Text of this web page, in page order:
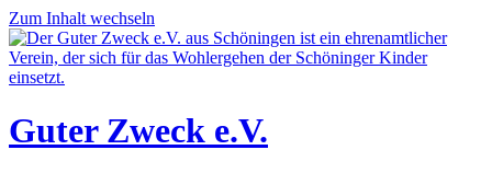
Zum Inhalt wechseln
Guter Zweck e.V.